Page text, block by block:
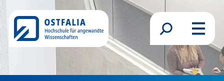
Direkt zum Inhalt
Suchformular
Menü